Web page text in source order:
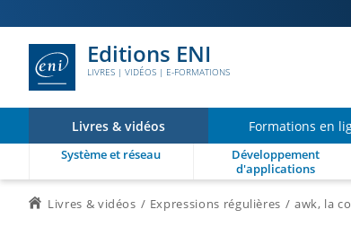
Editions ENI
LIVRES | VIDÉOS | E-FORMATIONS
Livres & vidéos Formations en
Système et réseau
Développement
d'applications
Livres & vidéos Expressions régulières awk, la